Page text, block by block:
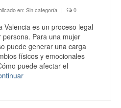
en: Sin categoría | 0
Valencia es un proceso legal
Para una mujer
puede generar una carga
físicos y emocionales
puede afectar el